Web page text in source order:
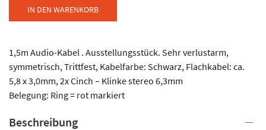
Audio-
Menge
IN DEN WARENKORB
1,5m Audio-Kabel . Ausstellungsstück. Sehr verlustarm,
symmetrisch, Trittfest, Kabelfarbe: Schwarz, Flachkabel: ca.
5,8 x 3,0mm, 2x Cinch – Klinke stereo 6,3mm
Belegung: Ring = rot markiert
Beschreibung